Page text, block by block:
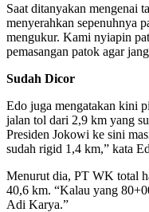
Saat ditanyakan mengenai
menyerahkan sepenuhnya
mengukur. Kami nyiapin
pemasangan patok agar
Sudah Dicor
Edo juga mengatakan kini
jalan tol dari 2,9 km yang
Presiden Jokowi ke sini
sudah rigid 1,4 km,” kata
Menurut dia, PT WK total
40,6 km. “Kalau yang
Adi Karya.”